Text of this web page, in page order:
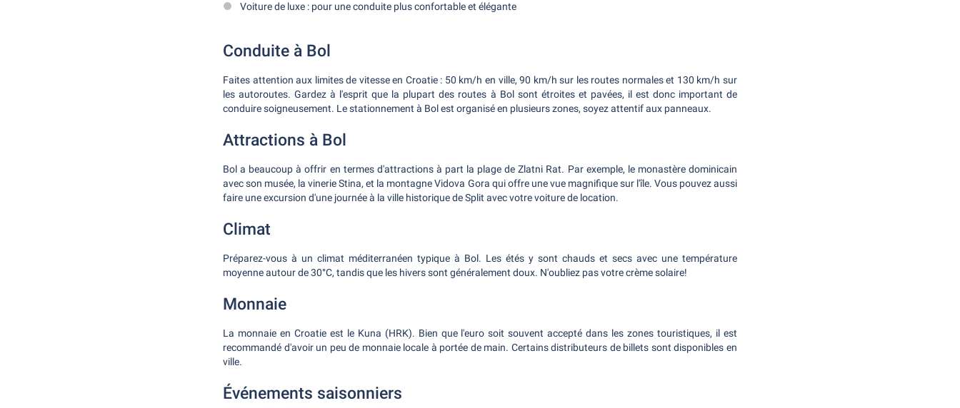
Voiture de luxe : pour une conduite plus confortable et élégante
Conduite à Bol
Faites attention aux limites de vitesse en Croatie : 50 km/h en ville, 90 km/h sur les routes normales et 130 km/h sur
les autoroutes. Gardez à l'esprit que la plupart des routes à Bol sont étroites et pavées, il est donc important de
conduire soigneusement. Le stationnement à Bol est organisé en plusieurs zones, soyez attentif aux panneaux.
Attractions à Bol
Bol a beaucoup à offrir en termes d'attractions à part la plage de Zlatni Rat. Par exemple, le monastère dominicain
avec son musée, la vinerie Stina, et la montagne Vidova Gora qui offre une vue magnifique sur l'île. Vous pouvez aussi
faire une excursion d'une journée à la ville historique de Split avec votre voiture de location.
Climat
Préparez-vous à un climat méditerranéen typique à Bol. Les étés y sont chauds et secs avec une température
moyenne autour de 30°C, tandis que les hivers sont généralement doux. N'oubliez pas votre crème solaire!
Monnaie
La monnaie en Croatie est le Kuna (HRK). Bien que l'euro soit souvent accepté dans les zones touristiques, il est
recommandé d'avoir un peu de monnaie locale à portée de main. Certains distributeurs de billets sont disponibles en
ville.
Événements saisonniers